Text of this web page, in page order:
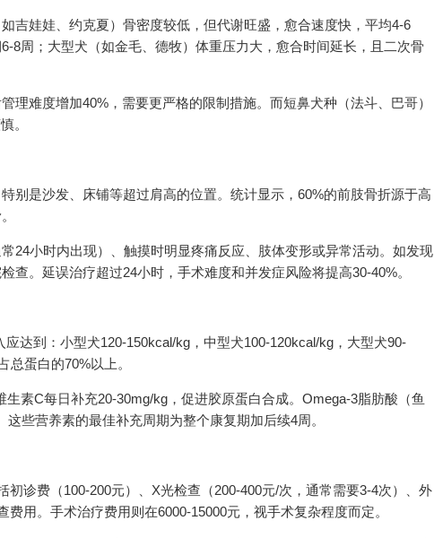
吉娃娃、约克夏）骨密度较低，但代谢旺盛，愈合速度快，平均4-6
8周；大型犬（如金毛、德牧）体重压力大，愈合时间延长，且二次骨
理难度增加40%，需要更严格的限制措施。而短鼻犬种（法斗、巴哥）
。
别是沙发、床铺等超过肩高的位置。统计显示，60%的前肢骨折源于高
24小时内出现）、触摸时明显疼痛反应、肢体变形或异常活动。如发现
。延误治疗超过24小时，手术难度和并发症风险将提高30-40%。
达到：小型犬120-150kcal/kg，中型犬100-120kcal/kg，大型犬90-
蛋白的70%以上。
素C每日补充20-30mg/kg，促进胶原蛋白合成。Omega-3脂肪酸（鱼
些营养素的最佳补充周期为整个康复期加后续4周。
诊费（100-200元）、X光检查（200-400元/次，通常需要3-4次）、外
用。手术治疗费用则在6000-15000元，视手术复杂程度而定。